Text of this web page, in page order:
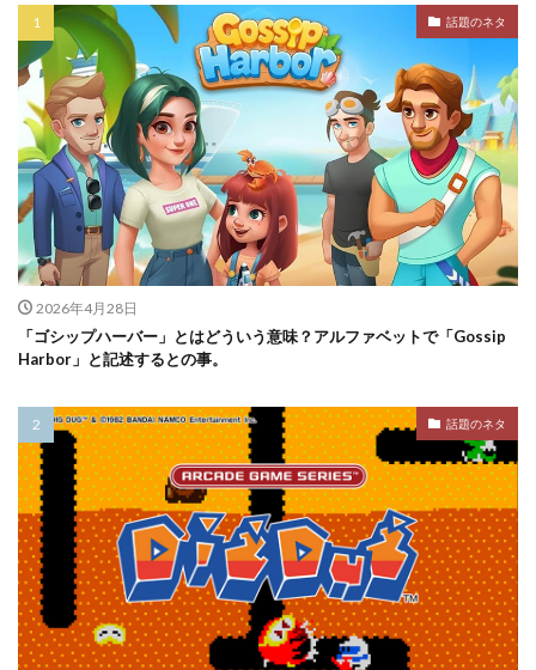
話題のネタ
2026年4月28日
「ゴシップハーバー」とはどういう意味？アルファベットで「Gossip
Harbor」と記述するとの事。
話題のネタ